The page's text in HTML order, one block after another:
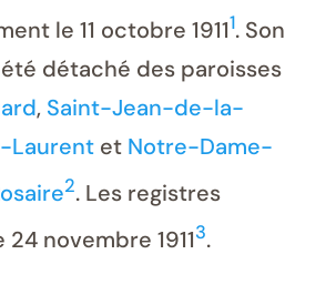
le 11 octobre 19111. Son
détaché des paroisses
, Saint-Jean-de-la-
Laurent et Notre-Dame-
2. Les registres
24 novembre 19113.